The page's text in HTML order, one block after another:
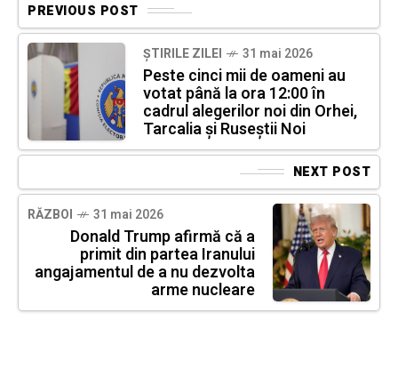
PREVIOUS POST
ȘTIRILE ZILEI 31 mai 2026
Peste cinci mii de oameni au
votat până la ora 12:00 în
cadrul alegerilor noi din Orhei,
Tarcalia și Ruseștii Noi
NEXT POST
RĂZBOI 31 mai 2026
Donald Trump afirmă că a
primit din partea Iranului
angajamentul de a nu dezvolta
arme nucleare